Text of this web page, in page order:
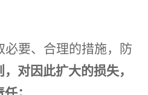
必要、合理的措施，防
，对因此扩大的损失，